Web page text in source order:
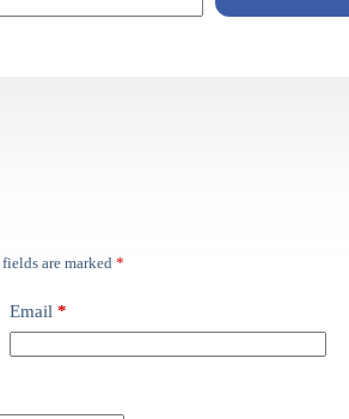
are marked *
Email *